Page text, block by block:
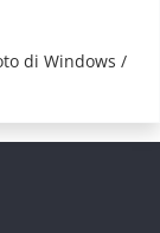
di Windows /